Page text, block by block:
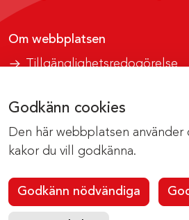
Godkänn cookies
Den här webbplatsen använder
kakor du vill godkänna.
Godkänn nödvändiga
Om webbplatsen
Tillgänglighetsredogörelse
Kontakta webbredaktionen